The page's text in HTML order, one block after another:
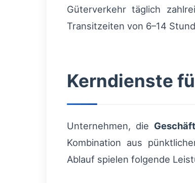
Güterverkehr täglich
Transitzeiten von 6–14
Kerndienste
Unternehmen, die
Kombination aus
Ablauf spielen folgende